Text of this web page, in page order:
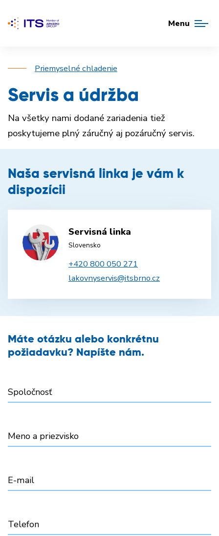
Menu
Priemyselné chladenie
Servis a údržba
Na všetky nami dodané zariadenia tiež
poskytujeme plný záručný aj pozáručný servis.
Naša servisná linka je vám k
dispozícii
Servisná linka
Slovensko
+420 800 050 271
lakovnyservis@itsbrno.cz
Máte otázku alebo konkrétnu
požiadavku? Napíšte nám.
Spoločnosť
Meno a priezvisko
E-mail
Telefon